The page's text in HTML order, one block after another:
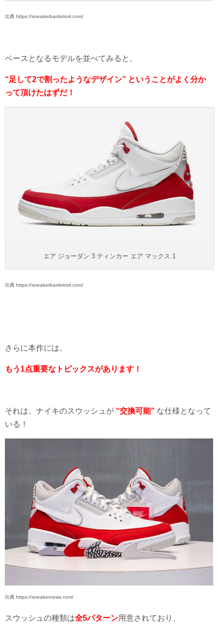
出典 https://sneakerbardetroit.com/
ベースとなるモデルを並べてみると、
“足して2で割ったようなデザイン” ということがよく分か
って頂けたはずだ！
エア ジョーダン 3 ティンカー エア マックス 1
出典 https://sneakerbardetroit.com/
さらに本作には、
もう1点重要なトピックスがあります！
それは、ナイキのスウッシュが “交換可能” な仕様となって
いる！
出典 https://sneakernews.com/
スウッシュの種類は全5パターン用意されており、